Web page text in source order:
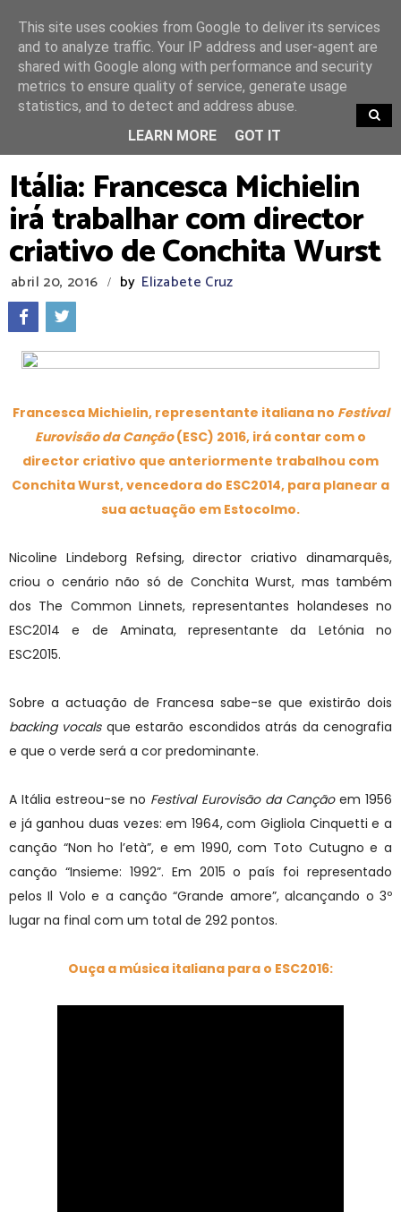
TRENDING
Itália: Francesca Michielin
irá trabalhar com director
criativo de Conchita Wurst
abril 20, 2016 / by Elizabete Cruz
Francesca Michielin, representante italiana no Festival
Eurovisão da Canção(ESC) 2016, irá contar com o
director criativo que anteriormente trabalhou com
Conchita Wurst, vencedora do ESC2014, para planear a
sua actuação em Estocolmo.
Nicoline Lindeborg Refsing, director criativo dinamarquês,
criou o cenário não só de Conchita Wurst, mas também
dos The Common Linnets, representantes holandeses no
ESC2014 e de Aminata, representante da Letónia no
ESC2015.
Sobre a actuação de Francesa sabe-se que existirão dois
backing vocalsque estarão escondidos atrás da cenografia
e que o verde será a cor predominante.
A Itália estreou-se no Festival Eurovisão da Canção em 1956
e já ganhou duas vezes: em 1964, com Gigliola Cinquetti e a
canção “Non ho l’età”, e em 1990, com Toto Cutugno e a
canção “Insieme: 1992”. Em 2015 o país foi representado
pelos Il Volo e a canção “Grande amore”, alcançando o 3º
lugar na final com um total de 292 pontos.
Ouça a música italiana para o ESC2016:
This site uses cookies from Google to deliver its services
and to analyze traffic. Your IP address and user-agent are
shared with Google along with performance and security
metrics to ensure quality of service, generate usage
statistics, and to detect and address abuse.
LEARN MORE
GOT IT